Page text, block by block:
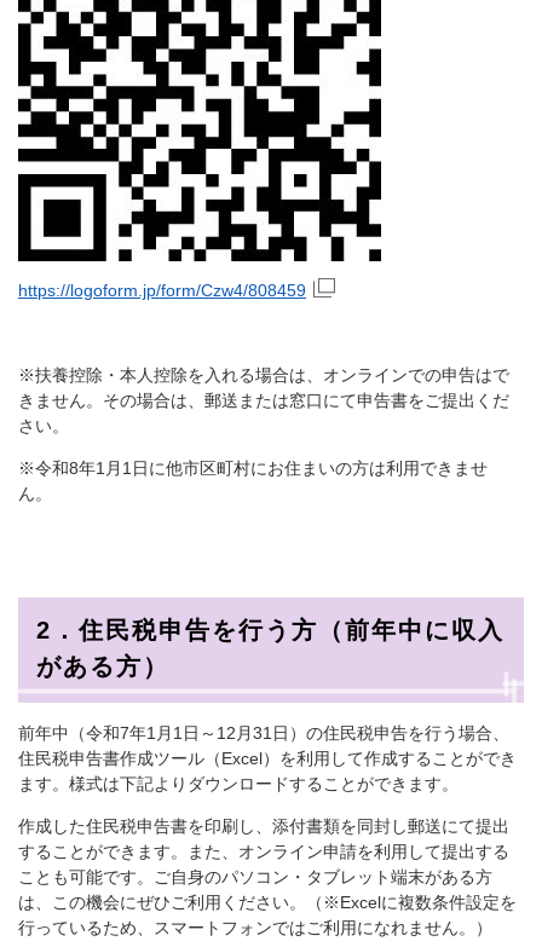
https://logoform.jp/form/Czw4/808459
※扶養控除・本人控除を入れる場合は、オンラインでの申告はで
きません。その場合は、郵送または窓口にて申告書をご提出くだ
さい。
※令和8年1月1日に他市区町村にお住まいの方は利用できませ
ん。
2．住民税申告を行う方（前年中に収入
がある方）
前年中（令和7年1月1日～12月31日）の住民税申告を行う場合、
住民税申告書作成ツール（Excel）を利用して作成することができ
ます。様式は下記よりダウンロードすることができます。
作成した住民税申告書を印刷し、添付書類を同封し郵送にて提出
することができます。また、オンライン申請を利用して提出する
ことも可能です。ご自身のパソコン・タブレット端末がある方
は、この機会にぜひご利用ください。（※Excelに複数条件設定を
行っているため、スマートフォンではご利用になれません。）